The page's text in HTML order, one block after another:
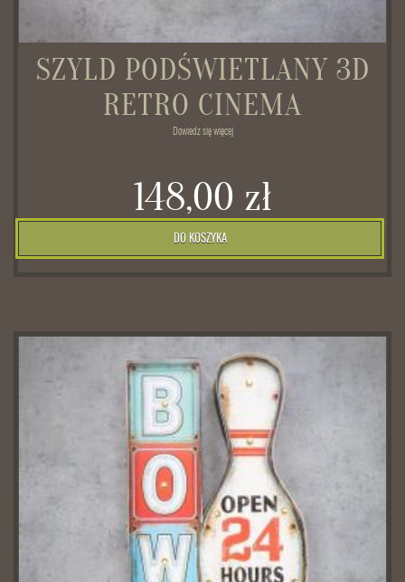
SZYLD PODŚWIETLANY 3D
RETRO CINEMA
Dowiedz się więcej
148,00 zł
DO KOSZYKA